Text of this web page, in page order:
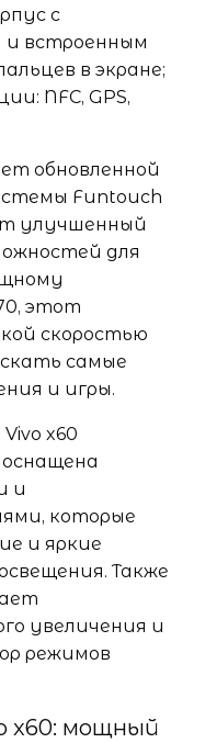
с
и встроенным
в экране;
NFC, GPS,
обновленной
Funtouch
улучшенный
для
этот
скоростью
самые
и игры.
x60
и
которые
и яркие
Также
увеличения и
режимов
x60: мощный